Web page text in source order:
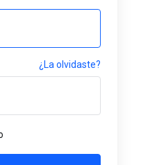
¿La olvidaste?